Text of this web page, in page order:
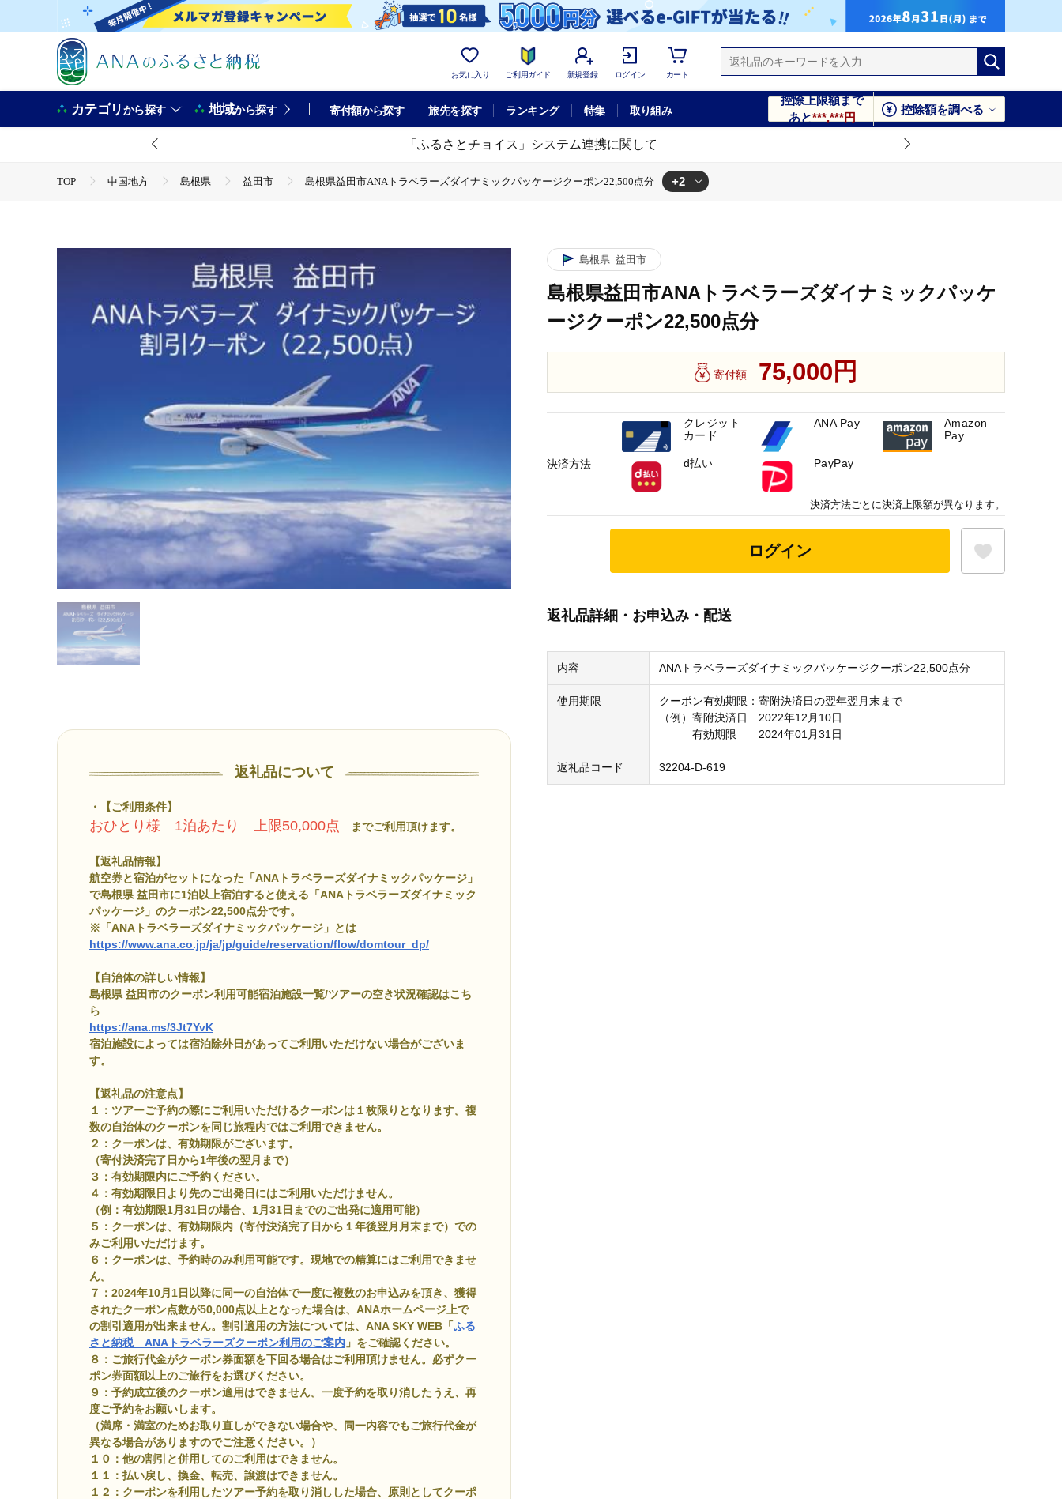
お気に入り ご利用ガイド 新規登録 ログイン カート
カテゴリから探す 地域から探す 寄付額から探す 旅先を探す ランキング 特集 取り組み
控除上限額まで
あと***,***円
控除額を調べる
「ふるさとチョイス」システム連携に関して
TOP 中国地方 島根県 益田市 島根県益田市ANAトラベラーズダイナミックパッケージクーポン22,500点分 +2
返礼品について
【ご利用条件】
おひとり様 1泊あたり 上限50,000点 までご利用頂けます。
【返礼品情報】
航空券と宿泊がセットになった「ANAトラベラーズダイナミックパッケージ」
で島根県 益田市に1泊以上宿泊すると使える「ANAトラベラーズダイナミック
パッケージ」のクーポン22,500点分です。
※「ANAトラベラーズダイナミックパッケージ」とは
https://www.ana.co.jp/ja/jp/guide/reservation/flow/domtour_dp/
【自治体の詳しい情報】
島根県 益田市のクーポン利用可能宿泊施設一覧/ツアーの空き状況確認はこち
ら
https://ana.ms/3Jt7YvK
宿泊施設によっては宿泊除外日があってご利用いただけない場合がございま
す。
【返礼品の注意点】
１：ツアーご予約の際にご利用いただけるクーポンは１枚限りとなります。複
数の自治体のクーポンを同じ旅程内ではご利用できません。
２：クーポンは、有効期限がございます。
（寄付決済完了日から1年後の翌月まで）
３：有効期限内にご予約ください。
４：有効期限日より先のご出発日にはご利用いただけません。
（例：有効期限1月31日の場合、1月31日までのご出発に適用可能）
５：クーポンは、有効期限内（寄付決済完了日から１年後翌月月末まで）での
みご利用いただけます。
６：クーポンは、予約時のみ利用可能です。現地での精算にはご利用できませ
ん。
７：2024年10月1日以降に同一の自治体で一度に複数のお申込みを頂き、獲得
されたクーポン点数が50,000点以上となった場合は、ANAホームページ上で
の割引適用が出来ません。割引適用の方法については、ANA SKY WEB「ふる
さと納税 ANAトラベラーズクーポン利用のご案内 」をご確認ください。
８：ご旅行代金がクーポン券面額を下回る場合はご利用頂けません。必ずクー
ポン券面額以上のご旅行をお選びください。
９：予約成立後のクーポン適用はできません。一度予約を取り消したうえ、再
度ご予約をお願いします。
（満席・満室のためお取り直しができない場合や、同一内容でもご旅行代金が
異なる場合がありますのでご注意ください。）
１０：他の割引と併用してのご利用はできません。
１１：払い戻し、換金、転売、譲渡はできません。
１２：クーポンを利用したツアー予約を取り消しした場合、原則としてクーポ
島根県 益田市
島根県益田市ANAトラベラーズダイナミックパッケ
ージクーポン22,500点分
寄付額 75,000円
ログイン
返礼品詳細・お申込み・配送
内容 ANAトラベラーズダイナミックパッケージクーポン22,500点分
使用期限
クーポン有効期限：寄附決済日の翌年翌月末まで
（例）寄附決済日 2022年12月10日
有効期限 2024年01月31日
返礼品コード 32204-D-619
決済方法
クレジット
カード
ANA Pay
Amazon
Pay
d払い PayPay
決済方法ごとに決済上限額が異なります。